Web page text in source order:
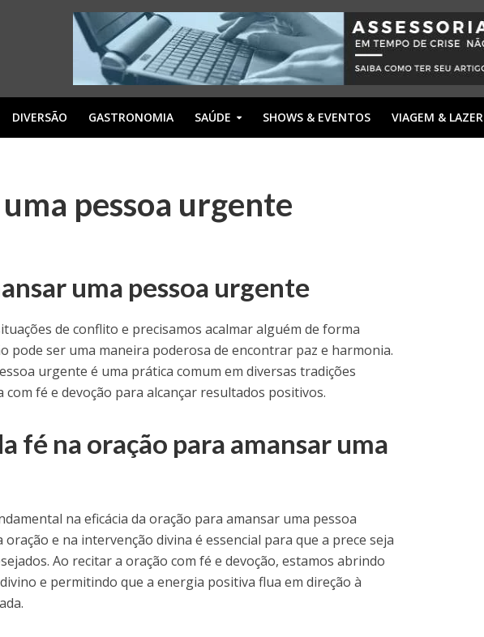
DIVERSÃO GASTRONOMIA SAÚDE SHOWS & EVENTOS VIAGEM & LAZER
pessoa urgente
uma pessoa urgente
de conflito e precisamos acalmar alguém de forma
pode ser uma maneira poderosa de encontrar paz e harmonia.
urgente é uma prática comum em diversas tradições
fé e devoção para alcançar resultados positivos.
fé na oração para amansar uma
na eficácia da oração para amansar uma pessoa
e na intervenção divina é essencial para que a prece seja
Ao recitar a oração com fé e devoção, estamos abrindo
e permitindo que a energia positiva flua em direção à